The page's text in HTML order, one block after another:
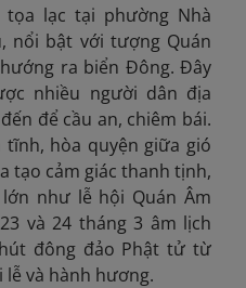
lạc tại phường Nhà
nổi bật với tượng Quán
ra biển Đông. Đây
nhiều người dân địa
để cầu an, chiêm bái.
hòa quyện giữa gió
tạo cảm giác thanh tịnh,
như lễ hội Quán Âm
và 24 tháng 3 âm lịch
đông đảo Phật tử từ
và hành hương.